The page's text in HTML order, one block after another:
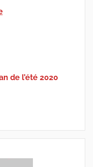
de l’été 2020